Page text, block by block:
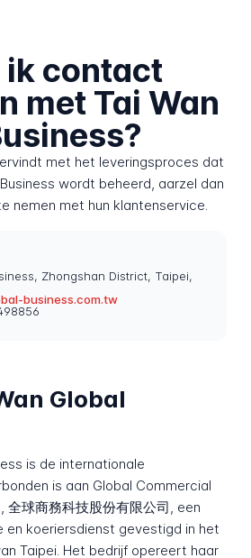
ik contact
met Tai Wan
met het leveringsproces dat
wordt beheerd, aarzel dan
nemen met hun klantenservice.
Zhongshan District, Taipei,
business.com.tw
Global
is de internationale
is aan Global Commercial
全球商務科技股份有限公司, een
en koeriersdienst gevestigd in het
Taipei. Het bedrijf opereert haar